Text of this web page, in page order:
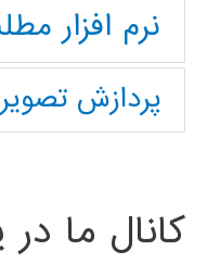
نرم افزار
پردازش تصویر
کانال ما